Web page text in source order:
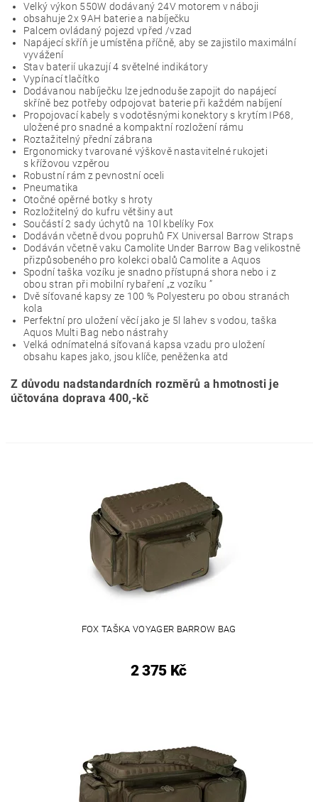
Velký výkon 550W dodávaný 24V motorem v náboji
obsahuje 2x 9AH baterie a nabíječku
Palcem ovládaný pojezd vpřed /vzad
Napájecí skříň je umístěna příčně, aby se zajistilo maximální
vyvážení
Stav baterií ukazují 4 světelné indikátory
Vypínací tlačítko
Dodávanou nabíječku lze jednoduše zapojit do napájecí
skříně bez potřeby odpojovat baterie při každém nabíjení
Propojovací kabely s vodotěsnými konektory s krytím IP68,
uložené pro snadné a kompaktní rozložení rámu
Roztažitelný přední zábrana
Ergonomicky tvarované výškově nastavitelné rukojeti
s křížovou vzpěrou
Robustní rám z pevnostní oceli
Pneumatika
Otočné opěrné botky s hroty
Rozložitelný do kufru většiny aut
Součástí 2 sady úchytů na 10l kbelíky Fox
Dodáván včetně dvou popruhů FX Universal Barrow Straps
Dodáván včetně vaku Camolite Under Barrow Bag velikostně
přizpůsobeného pro kolekci obalů Camolite a Aquos
Spodní taška vozíku je snadno přístupná shora nebo i z
obou stran při mobilní rybaření „z vozíku ”
Dvě síťované kapsy ze 100 % Polyesteru po obou stranách
kola
Perfektní pro uložení věcí jako je 5l lahev s vodou, taška
Aquos Multi Bag nebo nástrahy
Velká odnímatelná síťovaná kapsa vzadu pro uložení
obsahu kapes jako, jsou klíče, peněženka atd
Z důvodu nadstandardních rozměrů a hmotnosti je
účtována doprava 400,-kč
FOX TAŠKA VOYAGER BARROW BAG
2 375 Kč